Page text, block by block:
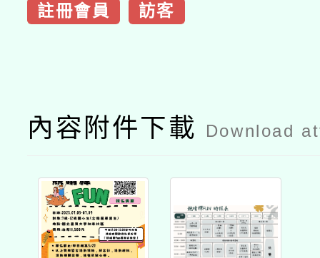
註冊會員 訪客
內容附件下載 Download